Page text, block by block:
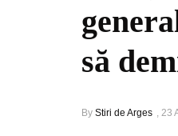
să
By Stiri de Arges , 23